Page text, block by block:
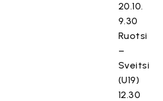
20.10.
9.30
Ruotsi
–
Sveitsi
(U19)
12.30